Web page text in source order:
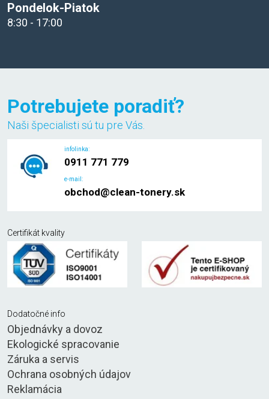
Pondelok-Piatok
8:30 - 17:00
Potrebujete poradiť?
Naši špecialisti sú tu pre Vás.
infolinka:
0911 771 779
e-mail:
obchod@clean-tonery.sk
Certifikát kvality
Dodatočné info
Objednávky a dovoz
Ekologické spracovanie
Záruka a servis
Ochrana osobných údajov
Reklamácia